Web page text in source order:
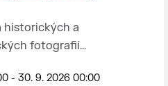
historických a
fotografií
- 30. 9. 2026 00:00